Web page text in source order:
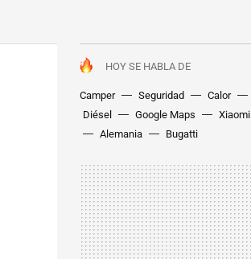
HOY SE HABLA DE
Camper Seguridad Calor
Diésel
Google Maps Xiaomi
Alemania
Bugatti